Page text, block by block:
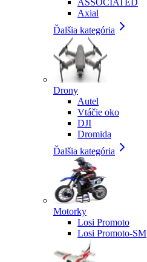
ASSOCIATED
Axial
Ďalšia kategória
Drony
Autel
Vtáčie oko
DJI
Dromida
Ďalšia kategória
Motorky
Losi Promoto
Losi Promoto-SM